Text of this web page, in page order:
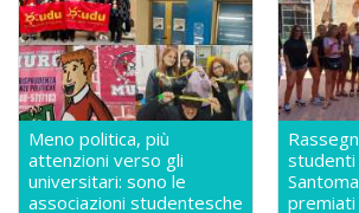
Meno politica, più
attenzioni verso gli
universitari: sono le
associazioni studentesche
studenti